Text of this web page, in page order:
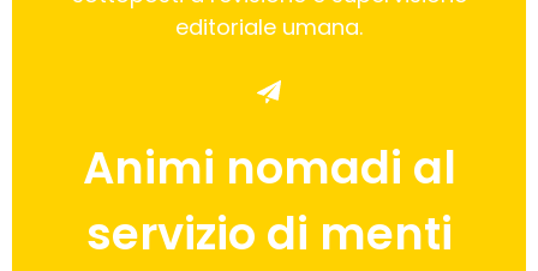
editoriale umana.
Animi nomadi al
servizio di menti